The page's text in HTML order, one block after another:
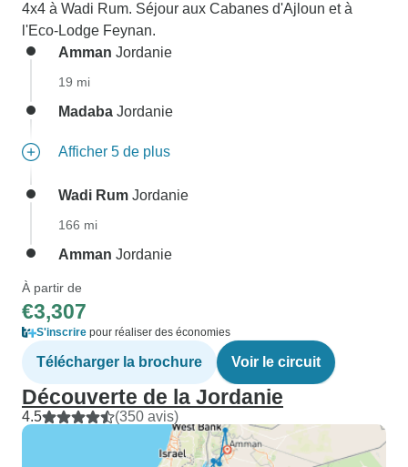
4x4 à Wadi Rum. Séjour aux Cabanes d'Ajloun et à
l'Eco-Lodge Feynan.
Amman Jordanie
19 mi
Madaba Jordanie
Afficher 5 de plus
Wadi Rum Jordanie
166 mi
Amman Jordanie
À partir de
€3,307
S'inscrire pour réaliser des économies
Télécharger la brochure Voir le circuit
Découverte de la Jordanie
4.5 (350 avis)